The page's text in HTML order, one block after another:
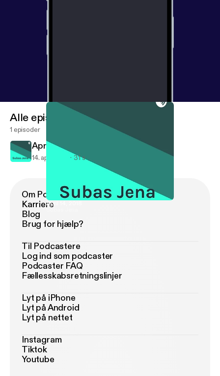
April 14, 2018
Alle episoder
1 episoder
April 14, 2018
14. apr. 2018 31 s
Om Podimo
Karriere
Blog
Brug for hjælp?
Til Podcastere
Log ind som podcaster
Podcaster FAQ
Fællesskabsretningslinjer
Lyt på iPhone
Lyt på Android
Lyt på nettet
Instagram
Tiktok
Youtube